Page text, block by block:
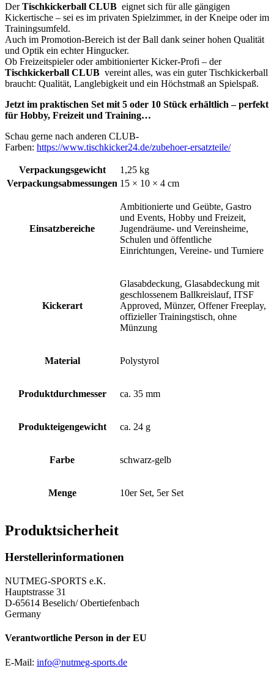
DerTischkickerball CLUB eignet sich für alle gängigen
Kickertische – sei es im privaten Spielzimmer, in der Kneipe oder im
Trainingsumfeld.
Auch im Promotion-Bereich ist der Ball dank seiner hohen Qualität
und Optik ein echter Hingucker.
Ob Freizeitspieler oder ambitionierter Kicker-Profi – der
Tischkickerball CLUB vereint alles, was ein guter Tischkickerball
braucht: Qualität, Langlebigkeit und ein Höchstmaß an Spielspaß.
Jetzt im praktischen Set mit 5 oder 10 Stück erhältlich – perfekt
für Hobby, Freizeit und Training…
Schau gerne nach anderen CLUB-
Farben: https://www.tischkicker24.de/zubehoer-ersatzteile/
Verpackungsgewicht
1,25 kg
Verpackungsabmessungen 15 × 10 × 4 cm
Einsatzbereiche
Ambitionierte und Geübte, Gastro
und Events, Hobby und Freizeit,
Jugendräume- und Vereinsheime,
Schulen und öffentliche
Einrichtungen, Vereine- und Turniere
Kickerart
Glasabdeckung, Glasabdeckung mit
geschlossenem Ballkreislauf, ITSF
Approved, Münzer, Offener Freeplay,
offizieller Trainingstisch, ohne
Münzung
Material Polystyrol
Produktdurchmesser ca. 35 mm
Produkteigengewicht ca. 24 g
Farbe schwarz-gelb
Menge 10er Set, 5er Set
Produktsicherheit
Herstellerinformationen
NUTMEG-SPORTS e.K.
Hauptstrasse 31
D-65614 Beselich/ Obertiefenbach
Germany
Verantwortliche Person in der EU
E-Mail: info@nutmeg-sports.de